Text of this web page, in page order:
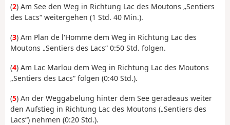
(2) Am See den Weg in Richtung Lac des Moutons „Sentiers
des Lacs“ weitergehen (1 Std. 40 Min.).
(3) Am Plan de l'Homme dem Weg in Richtung Lac des
Moutons „Sentiers des Lacs“ 0:50 Std. folgen.
(4) Am Lac Marlou dem Weg in Richtung Lac des Moutons
„Sentiers des Lacs“ folgen (0:40 Std.).
(5) An der Weggabelung hinter dem See geradeaus weiter
den Aufstieg in Richtung Lac des Moutons („Sentiers des
Lacs“) nehmen (0:20 Std.).